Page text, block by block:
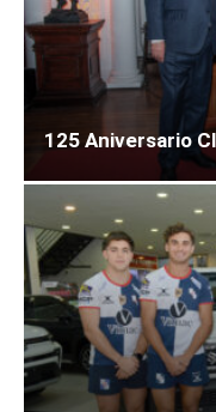
125 Aniversario